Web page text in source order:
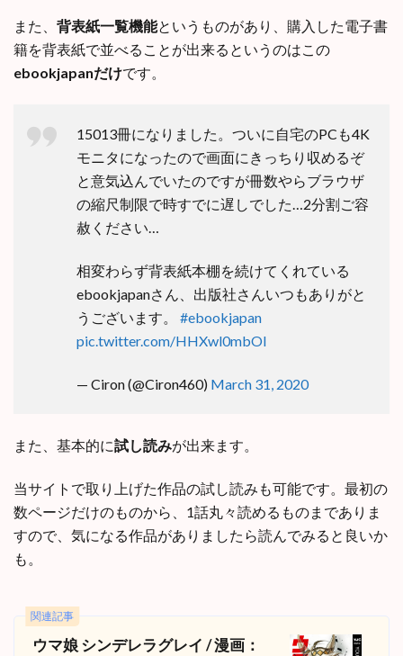
また、 背表紙一覧機能というものがあり、購入した電子書
籍を背表紙で並べることが出来るというのはこの
ebookjapanだけです。
15013冊になりました。ついに自宅のPCも4K
モニタになったので画面にきっちり収めるぞ
と意気込んでいたのですが冊数やらブラウザ
の縮尺制限で時すでに遅しでした…2分割ご容
赦ください…
相変わらず背表紙本棚を続けてくれている
ebookjapanさん、出版社さんいつもありがと
うございます。 #ebookjapan
pic.twitter.com/HHXwl0mbOI
— Ciron (@Ciron460) March 31, 2020
また、基本的に試し読みが出来ます。
当サイトで取り上げた作品の試し読みも可能です。最初の
数ページだけのものから、1話丸々読めるものまでありま
すので、気になる作品がありましたら読んでみると良いか
も。
関連記事
ウマ娘 シンデレラグレイ / 漫画：